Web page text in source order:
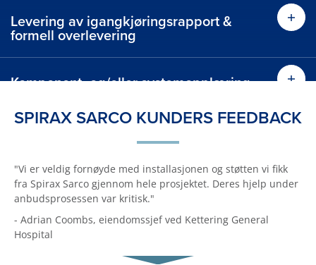
Levering av igangkjøringsrapport &
formell overlevering
Komponent- og/eller systemopplæring
SPIRAX SARCO KUNDERS FEEDBACK
"Vi er veldig fornøyde med installasjonen og støtten vi fikk
fra Spirax Sarco gjennom hele prosjektet. Deres hjelp under
anbudsprosessen var kritisk."
- Adrian Coombs, eiendomssjef ved Kettering General
Hospital